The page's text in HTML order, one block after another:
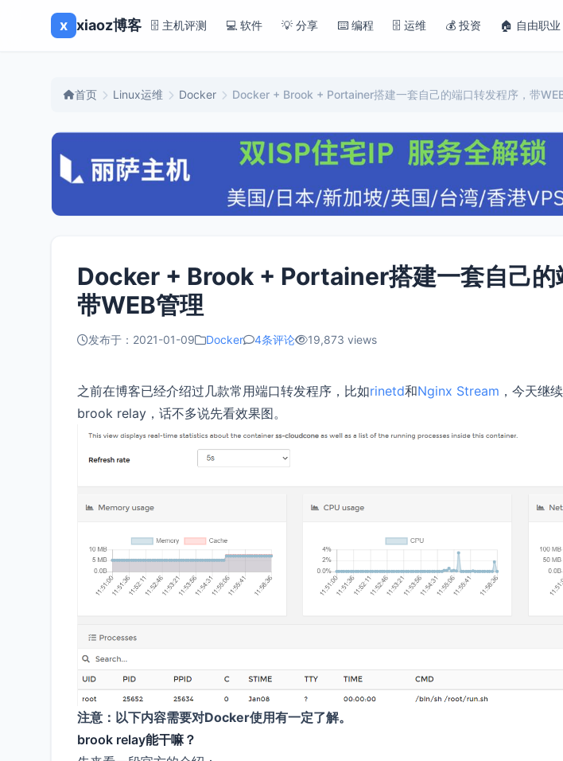
x xiaoz博客 🗄️ 主机评测 💻 软件 💡 分享 ⌨️ 编程 🗄️ 运维 💰 投资 🏠 自由职业
首页 Linux运维 Docker Docker + Brook + Portainer搭建一套自己的端口转发程序，带
Docker + Brook + Portainer搭建一套自己的
带WEB管理
发布于：2021-01-09 Docker 4条评论 19,873 views
之前在博客已经介绍过几款常用端口转发程序，比如rinetd和Nginx Stream ，今天继
brook relay，话不多说先看效果图。
注意：以下内容需要对Docker使用有一定了解。
brook relay能干嘛？